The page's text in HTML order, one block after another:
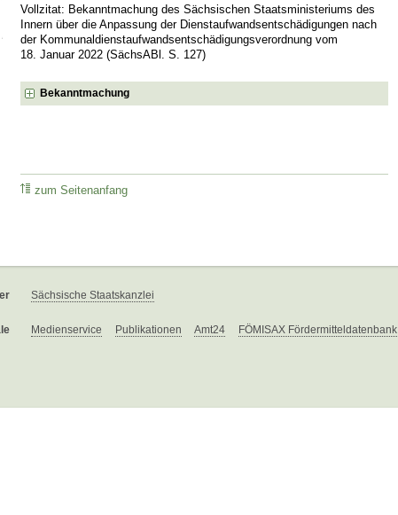
Vollzitat: Bekanntmachung des Sächsischen Staatsministeriums des
Innern über die Anpassung der Dienstaufwandsentschädigungen nach
der Kommunaldienstaufwands­entschädigungsverordnung vom
18. Januar 2022 (SächsABl. S. 127)
Bekanntmachung
zum Seitenanfang
Sächsische Staatskanzlei
Medienservice Publikationen Amt24 FÖMISAX Fördermitteldatenbank